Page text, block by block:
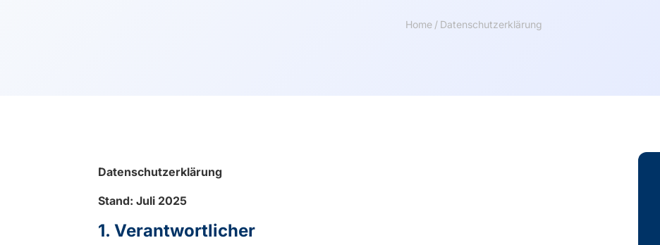
Home / Datenschutzerklärung
Datenschutzerklärung
Stand: Juli 2025
1. Verantwortlicher